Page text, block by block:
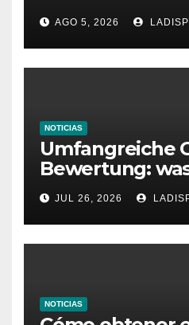
Ratgeber für
AGO 5, 2026
NOTICIAS
Umfangreiche
Bewertung:
dieses Casino
JUL 26, 2026
NOTICIAS